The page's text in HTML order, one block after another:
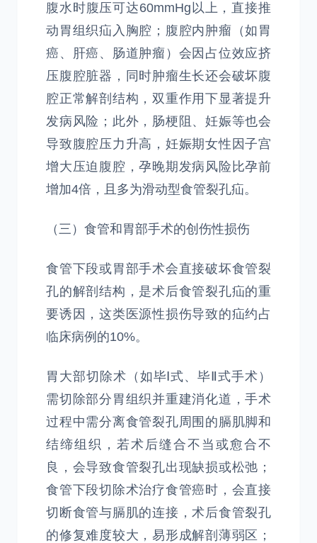
腹水时腹压可达60mmHg以上，直接推
动胃组织疝入胸腔；腹腔内肿瘤（如胃
癌、肝癌、肠道肿瘤）会因占位效应挤
压腹腔脏器，同时肿瘤生长还会破坏腹
腔正常解剖结构，双重作用下显著提升
发病风险；此外，肠梗阻、妊娠等也会
导致腹腔压力升高，妊娠期女性因子宫
增大压迫腹腔，孕晚期发病风险比孕前
增加4倍，且多为滑动型食管裂孔疝。
（三）食管和胃部手术的创伤性损伤
食管下段或胃部手术会直接破坏食管裂
孔的解剖结构，是术后食管裂孔疝的重
要诱因，这类医源性损伤导致的疝约占
临床病例的10%。
胃大部切除术（如毕Ⅰ式、毕Ⅱ式手术）
需切除部分胃组织并重建消化道，手术
过程中需分离食管裂孔周围的膈肌脚和
结缔组织，若术后缝合不当或愈合不
良，会导致食管裂孔出现缺损或松弛；
食管下段切除术治疗食管癌时，会直接
切断食管与膈肌的连接，术后食管裂孔
的修复难度较大，易形成解剖薄弱区；